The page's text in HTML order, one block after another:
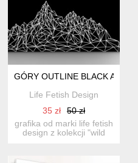
GÓRY OUTLINE BLACK A3
Life Fetish Design
35 zł
50 zł
grafika od marki life fetish
design z kolekcji "wild